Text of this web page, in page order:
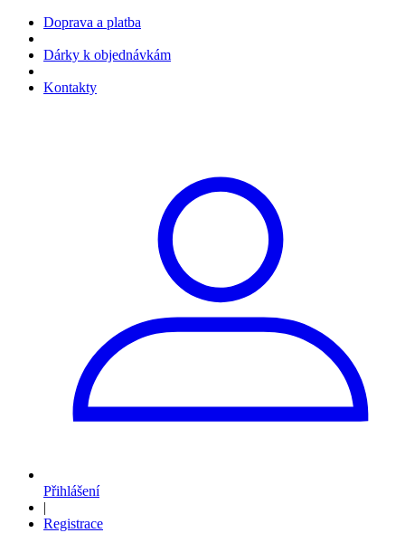
Doprava a platba
Dárky k objednávkám
Kontakty
Přihlášení
|
Registrace